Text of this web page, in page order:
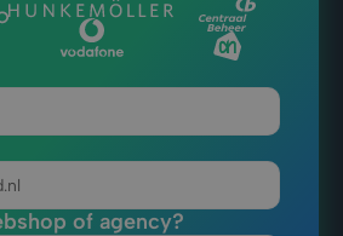
of agency?